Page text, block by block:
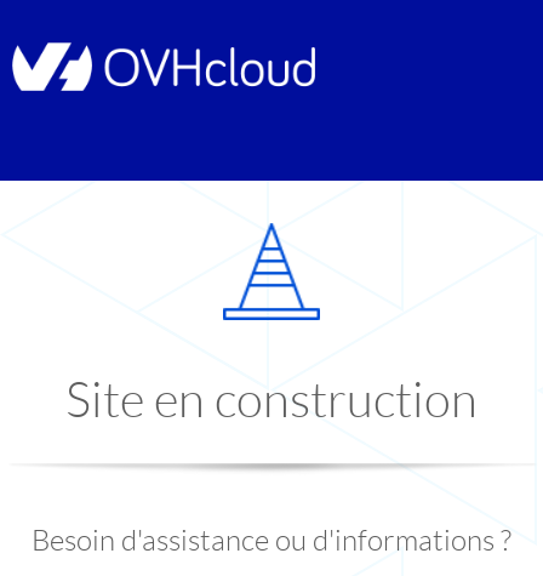
Site en construction
Besoin d'assistance ou d'informations ?